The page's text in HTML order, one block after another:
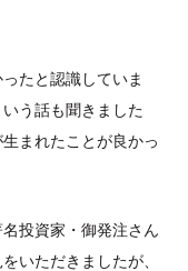
たと認識していま
う話も聞きました
まれたことが良かっ
投資家・御発注さん
いただきましたが、